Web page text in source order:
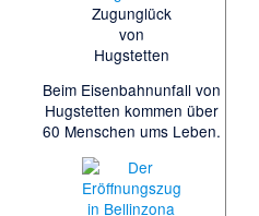
Zugunglück
von
Hugstetten
Beim Eisenbahnunfall von
Hugstetten kommen über
60 Menschen ums Leben.